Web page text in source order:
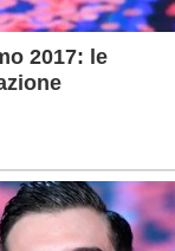
2017: le